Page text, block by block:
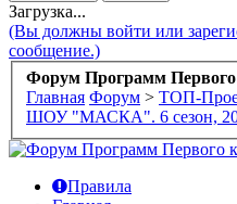
Загрузка...
(Вы должны войти или
сообщение.)
Форум Программ Первого
Главная Форум > ТОП-
ШОУ "МАСКА". 6 сезон,
Правила